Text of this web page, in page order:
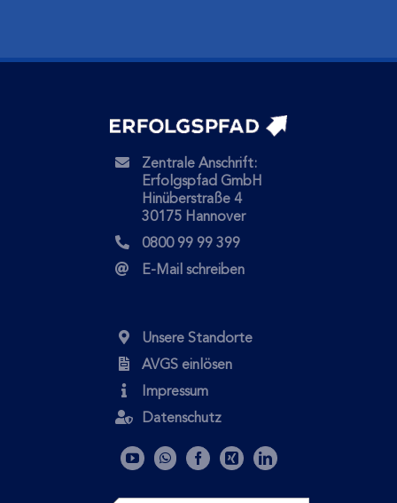
Zentrale Anschrift:
Erfolgspfad GmbH
Hinüberstraße 4
30175 Hannover
0800 99 99 399
E-Mail schreiben
Unsere Standorte
AVGS einlösen
Impressum
Datenschutz